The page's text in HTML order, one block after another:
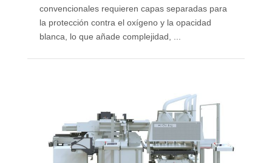
convencionales requieren capas separadas para
la protección contra el oxígeno y la opacidad
blanca, lo que añade complejidad, ...